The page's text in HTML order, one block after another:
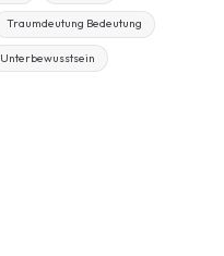
Traumdeutung Bedeutung
Unterbewusstsein